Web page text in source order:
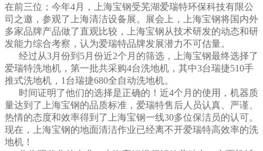
在前三位；今年4月，上海宝钢受芜湖爱瑞特环保科技有限公
司之邀，参观了上海清洁设备展。展会上，上海宝钢将国内外
多家品牌产品做了直观比较，上海宝钢从技术研发的动态和研
发能力综合考察，认为爱瑞特品牌发展潜力不可估量。
经过从3月份到5月份近2个月的筛选，上海宝钢最终选择了
爱瑞特洗地机，第一批共采购4台洗地机，其中3台瑞捷510手
推式洗地机，1台瑞捷680全自动洗地机。
时间证明了他们的选择是正确的！近4个月的使用，机器质
量达到了上海宝钢的品质标准，爱瑞特售后人员认真、严谨、
热情的态度和效率得到了上海宝钢一线30多位保洁员的认可。
现在，上海宝钢的地面清洁作业已经离不开爱瑞特高效率的洗
地机！